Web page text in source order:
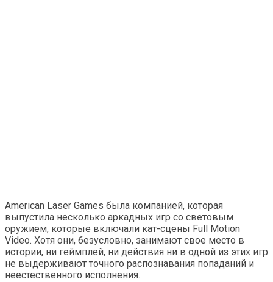
American Laser Games была компанией, которая
выпустила несколько аркадных игр со световым
оружием, которые включали кат-сцены Full Motion
Video. Хотя они, безусловно, занимают свое место в
истории, ни геймплей, ни действия ни в одной из этих игр
не выдерживают точного распознавания попаданий и
неестественного исполнения.